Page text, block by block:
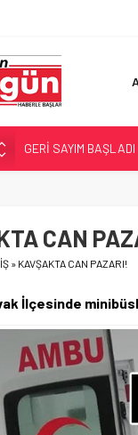
SAMSUNSPOR’DA
‘BAFRA’YA YATIRIM
YÖNETİCİ
CAN
» KAVŞAKTA CAN PAZARI!
İlçesinde